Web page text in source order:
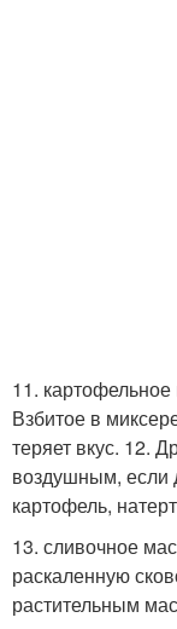
11.
Взбитое в
теряет вкус. 12.
воздушным, если
картофель,
13. сливочное
раскаленную
растительным